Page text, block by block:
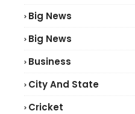
Big News
Big News
Business
City And State
Cricket